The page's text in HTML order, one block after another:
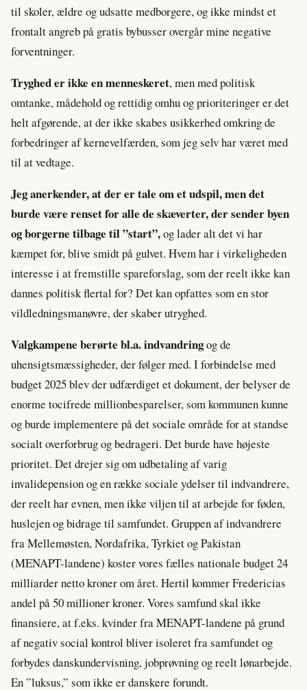
til skoler, ældre og udsatte medborgere, og ikke mindst et
frontalt angreb på gratis bybusser overgår mine negative
forventninger.
Tryghed er ikke en menneskeret, men med politisk
omtanke, mådehold og rettidig omhu og prioriteringer er det
helt afgørende, at der ikke skabes usikkerhed omkring de
forbedringer af kernevelfærden, som jeg selv har været med
til at vedtage.
Jeg anerkender, at der er tale om et udspil, men det
burde være renset for alle de skæverter, der sender byen
og borgerne tilbage til ”start”,og lader alt det vi har
kæmpet for, blive smidt på gulvet. Hvem har i virkeligheden
interesse i at fremstille spareforslag, som der reelt ikke kan
dannes politisk flertal for? Det kan opfattes som en stor
vildledningsmanøvre, der skaber utryghed.
Valgkampene berørte bl.a. indvandringog de
uhensigtsmæssigheder, der følger med. I forbindelse med
budget 2025 blev der udfærdiget et dokument, der belyser de
enorme tocifrede millionbesparelser, som kommunen kunne
og burde implementere på det sociale område for at standse
socialt overforbrug og bedrageri. Det burde have højeste
prioritet. Det drejer sig om udbetaling af varig
invalidepension og en række sociale ydelser til indvandrere,
der reelt har evnen, men ikke viljen til at arbejde for føden,
huslejen og bidrage til samfundet. Gruppen af indvandrere
fra Mellemøsten, Nordafrika, Tyrkiet og Pakistan
(MENAPT-landene) koster vores fælles nationale budget 24
milliarder netto kroner om året. Hertil kommer Fredericias
andel på 50 millioner kroner. Vores samfund skal ikke
finansiere, at f.eks. kvinder fra MENAPT-landene på grund
af negativ social kontrol bliver isoleret fra samfundet og
forbydes danskundervisning, jobprøvning og reelt lønarbejde.
En ”luksus,” som ikke er danskere forundt.